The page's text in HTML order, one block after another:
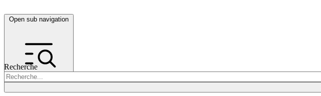
Open sub navigation
Recherche